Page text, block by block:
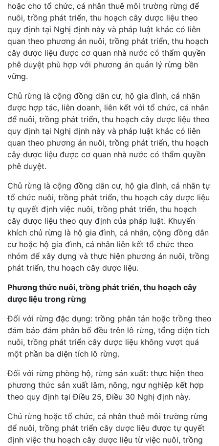
hoặc cho tổ chức, cá nhân thuê môi trường rừng để
nuôi, trồng phát triển, thu hoạch cây dược liệu theo
quy định tại Nghị định này và pháp luật khác có liên
quan theo phương án nuôi, trồng phát triển, thu hoạch
cây dược liệu được cơ quan nhà nước có thẩm quyền
phê duyệt phù hợp với phương án quản lý rừng bền
vững.
Chủ rừng là cộng đồng dân cư, hộ gia đình, cá nhân
được hợp tác, liên doanh, liên kết với tổ chức, cá nhân
để nuôi, trồng phát triển, thu hoạch cây dược liệu theo
quy định tại Nghị định này và pháp luật khác có liên
quan theo phương án nuôi, trồng phát triển, thu hoạch
cây dược liệu được cơ quan nhà nước có thẩm quyền
phê duyệt.
Chủ rừng là cộng đồng dân cư, hộ gia đình, cá nhân tự
tổ chức nuôi, trồng phát triển, thu hoạch cây dược liệu
tự quyết định việc nuôi, trồng phát triển, thu hoạch
cây dược liệu theo quy định của pháp luật. Khuyến
khích chủ rừng là hộ gia đình, cá nhân, cộng đồng dân
cư hoặc hộ gia đình, cá nhân liên kết tổ chức theo
nhóm để xây dựng và thực hiện phương án nuôi, trồng
phát triển, thu hoạch cây dược liệu.
Phương thức nuôi, trồng phát triển, thu hoạch cây
dược liệu trong rừng
Đối với rừng đặc dụng: trồng phân tán hoặc trồng theo
đám bảo đảm phân bố đều trên lô rừng, tổng diện tích
nuôi, trồng phát triển cây dược liệu không vượt quá
một phần ba diện tích lô rừng.
Đối với rừng phòng hộ, rừng sản xuất: thực hiện theo
phương thức sản xuất lâm, nông, ngư nghiệp kết hợp
theo quy định tại Điều 25, Điều 30 Nghị định này.
Chủ rừng hoặc tổ chức, cá nhân thuê môi trường rừng
để nuôi, trồng phát triển cây dược liệu được tự quyết
định việc thu hoạch cây dược liệu từ việc nuôi, trồng